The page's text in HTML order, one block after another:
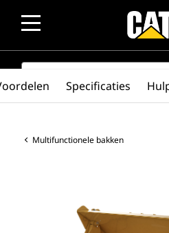
SEARCH
Multifunctionele bakken
Specificaties